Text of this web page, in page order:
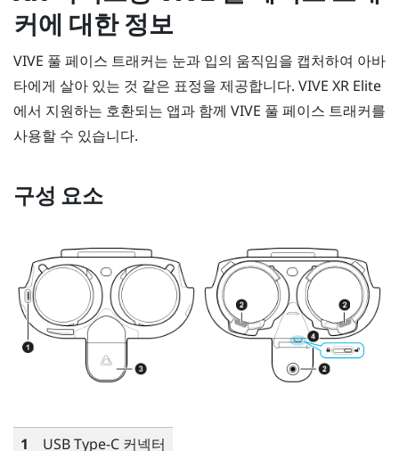
커에 대한 정보
VIVE 풀 페이스 트래커는 눈과 입의 움직임을 캡처하여 아바
타에게 살아 있는 것 같은 표정을 제공합니다. VIVE XR Elite
에서 지원하는 호환되는 앱과 함께 VIVE 풀 페이스 트래커를
사용할 수 있습니다.
구성 요소
1 USB Type-C 커넥터